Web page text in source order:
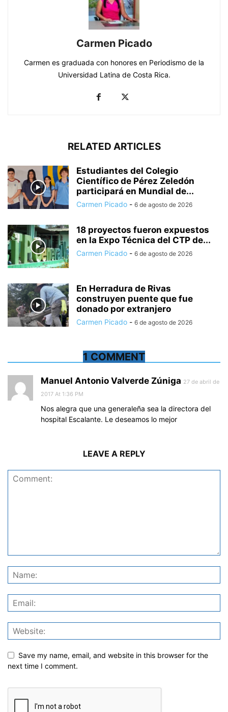
Carmen Picado
Carmen es graduada con honores en Periodismo de la
Universidad Latina de Costa Rica.
RELATED ARTICLES
Estudiantes del Colegio
Científico de Pérez Zeledón
participará en Mundial de...
Carmen Picado - 6 de agosto de 2026
18 proyectos fueron expuestos
en la Expo Técnica del CTP de...
Carmen Picado - 6 de agosto de 2026
En Herradura de Rivas
construyen puente que fue
donado por extranjero
Carmen Picado - 6 de agosto de 2026
1 COMMENT
Manuel Antonio Valverde Zúniga 27 de abril de
2017 At 1:36 PM
Nos alegra que una generaleña sea la directora del
hospital Escalante. Le deseamos lo mejor
LEAVE A REPLY
Save my name, email, and website in this browser for the
next time I comment.